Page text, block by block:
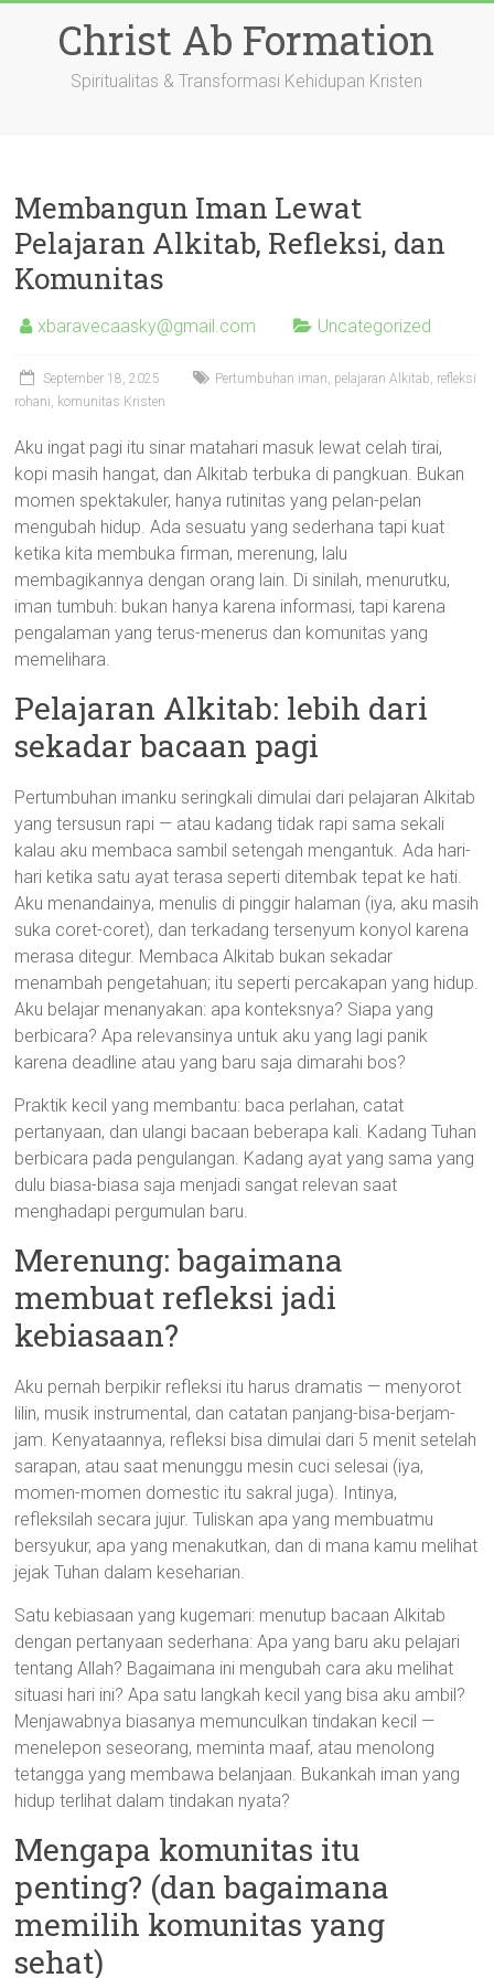
Christ Ab Formation
Spiritualitas & Transformasi Kehidupan Kristen
Membangun Iman Lewat
Pelajaran Alkitab, Refleksi, dan
Komunitas
xbaravecaasky@gmail.com Uncategorized
September 18, 2025
Pertumbuhan iman, pelajaran Alkitab, refleksi
rohani, komunitas Kristen
Aku ingat pagi itu sinar matahari masuk lewat celah tirai,
kopi masih hangat, dan Alkitab terbuka di pangkuan. Bukan
momen spektakuler, hanya rutinitas yang pelan-pelan
mengubah hidup. Ada sesuatu yang sederhana tapi kuat
ketika kita membuka firman, merenung, lalu
membagikannya dengan orang lain. Di sinilah, menurutku,
iman tumbuh: bukan hanya karena informasi, tapi karena
pengalaman yang terus-menerus dan komunitas yang
memelihara.
Pelajaran Alkitab: lebih dari
sekadar bacaan pagi
Pertumbuhan imanku seringkali dimulai dari pelajaran Alkitab
yang tersusun rapi — atau kadang tidak rapi sama sekali
kalau aku membaca sambil setengah mengantuk. Ada hari-
hari ketika satu ayat terasa seperti ditembak tepat ke hati.
Aku menandainya, menulis di pinggir halaman (iya, aku masih
suka coret-coret), dan terkadang tersenyum konyol karena
merasa ditegur. Membaca Alkitab bukan sekadar
menambah pengetahuan; itu seperti percakapan yang hidup.
Aku belajar menanyakan: apa konteksnya? Siapa yang
berbicara? Apa relevansinya untuk aku yang lagi panik
karena deadline atau yang baru saja dimarahi bos?
Praktik kecil yang membantu: baca perlahan, catat
pertanyaan, dan ulangi bacaan beberapa kali. Kadang Tuhan
berbicara pada pengulangan. Kadang ayat yang sama yang
dulu biasa-biasa saja menjadi sangat relevan saat
menghadapi pergumulan baru.
Merenung: bagaimana
membuat refleksi jadi
kebiasaan?
Aku pernah berpikir refleksi itu harus dramatis — menyorot
lilin, musik instrumental, dan catatan panjang-bisa-berjam-
jam. Kenyataannya, refleksi bisa dimulai dari 5 menit setelah
sarapan, atau saat menunggu mesin cuci selesai (iya,
momen-momen domestic itu sakral juga). Intinya,
refleksilah secara jujur. Tuliskan apa yang membuatmu
bersyukur, apa yang menakutkan, dan di mana kamu melihat
jejak Tuhan dalam keseharian.
Satu kebiasaan yang kugemari: menutup bacaan Alkitab
dengan pertanyaan sederhana: Apa yang baru aku pelajari
tentang Allah? Bagaimana ini mengubah cara aku melihat
situasi hari ini? Apa satu langkah kecil yang bisa aku ambil?
Menjawabnya biasanya memunculkan tindakan kecil —
menelepon seseorang, meminta maaf, atau menolong
tetangga yang membawa belanjaan. Bukankah iman yang
hidup terlihat dalam tindakan nyata?
Mengapa komunitas itu
penting? (dan bagaimana
memilih komunitas yang
sehat)